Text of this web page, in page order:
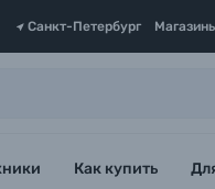
Санкт-Петербург
Как купить